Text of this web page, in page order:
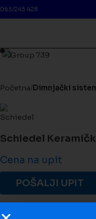
063/243 428
Početna Dimnjački
Schiedel
Cena na upit
POŠALJI UPIT